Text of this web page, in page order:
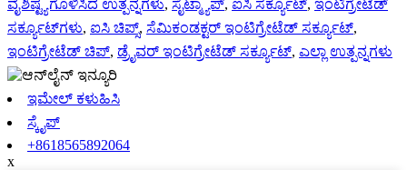
ವೈಶಿಷ್ಟ್ಯಗೊಳಿಸಿದ ಉತ್ಪನ್ನಗಳು, ಸೈಟ್ಮ್ಯಾಪ್, ಐಸಿ ಸರ್ಕ್ಯೂಟ್, ಇಂಟಿಗ್ರೇಟೆಡ್
ಸರ್ಕ್ಯೂಟ್‌ಗಳು, ಐಸಿ ಚಿಪ್ಸ್, ಸೆಮಿಕಂಡಕ್ಟರ್ ಇಂಟಿಗ್ರೇಟೆಡ್ ಸರ್ಕ್ಯೂಟ್,
ಇಂಟಿಗ್ರೇಟೆಡ್ ಚಿಪ್, ಡ್ರೈವರ್ ಇಂಟಿಗ್ರೇಟೆಡ್ ಸರ್ಕ್ಯೂಟ್, ಎಲ್ಲಾ ಉತ್ಪನ್ನಗಳು
ಇಮೇಲ್ ಕಳುಹಿಸಿ
ಸ್ಕೈಪ್
+8618565892064
x